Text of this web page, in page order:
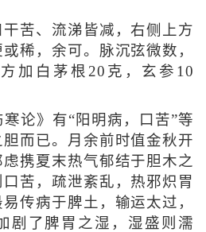
、流涕皆减，右侧上方
稀，余可。脉沉弦微数，
加白茅根20克，玄参10
》有“阳明病，口苦”等
而已。月余前时值金秋开
携夏末热气郁结于胆木之
苦，疏泄紊乱，热邪炽胃
传病于脾土，输运太过，
剧了脾胃之湿，湿盛则濡